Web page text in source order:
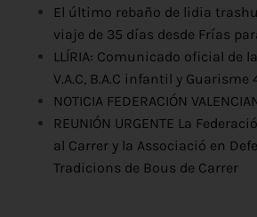
El último rebaño de lidia
viaje de 35 días desde Frías
LLÍRIA: Comunicado oficial de
V.A.C, B.A.C infantil y Guarisme
NOTICIA FEDERACIÓN
REUNIÓN URGENTE La
al Carrer y la Associació en
Tradicions de Bous de Carrer